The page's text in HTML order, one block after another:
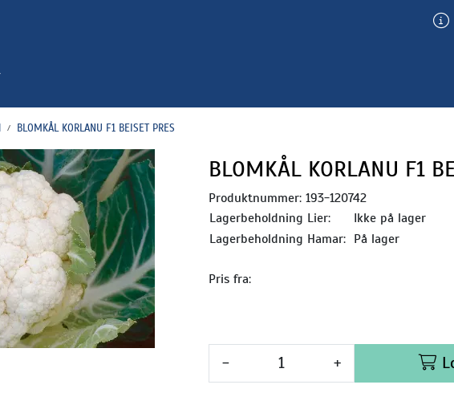
BLOMKÅL KORLANU F1 BEISET PRES
BLOMKÅL KORLANU F1
Produktnummer: 193-120742
Lagerbeholdning Lier:
Ikke på lager
Lagerbeholdning Hamar: På lager
Pris fra:
- +